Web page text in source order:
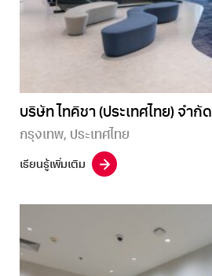
บริษัท ไทคิชา (ประเทศไทย) จำกัด
กรุงเทพ, ประเทศไทย
เรียนรู้เพิ่มเติม